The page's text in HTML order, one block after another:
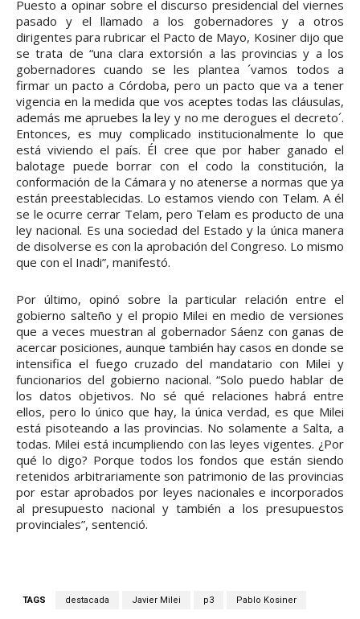
Puesto a opinar sobre el discurso presidencial del viernes
pasado y el llamado a los gobernadores y a otros
dirigentes para rubricar el Pacto de Mayo, Kosiner dijo que
se trata de “una clara extorsión a las provincias y a los
gobernadores cuando se les plantea ´vamos todos a
firmar un pacto a Córdoba, pero un pacto que va a tener
vigencia en la medida que vos aceptes todas las cláusulas,
además me apruebes la ley y no me derogues el decreto´.
Entonces, es muy complicado institucionalmente lo que
está viviendo el país. Él cree que por haber ganado el
balotage puede borrar con el codo la constitución, la
conformación de la Cámara y no atenerse a normas que ya
están preestablecidas. Lo estamos viendo con Telam. A él
se le ocurre cerrar Telam, pero Telam es producto de una
ley nacional. Es una sociedad del Estado y la única manera
de disolverse es con la aprobación del Congreso. Lo mismo
que con el Inadi”, manifestó.
Por último, opinó sobre la particular relación entre el
gobierno salteño y el propio Milei en medio de versiones
que a veces muestran al gobernador Sáenz con ganas de
acercar posiciones, aunque también hay casos en donde se
intensifica el fuego cruzado del mandatario con Milei y
funcionarios del gobierno nacional. “Solo puedo hablar de
los datos objetivos. No sé qué relaciones habrá entre
ellos, pero lo único que hay, la única verdad, es que Milei
está pisoteando a las provincias. No solamente a Salta, a
todas. Milei está incumpliendo con las leyes vigentes. ¿Por
qué lo digo? Porque todos los fondos que están siendo
retenidos arbitrariamente son patrimonio de las provincias
por estar aprobados por leyes nacionales e incorporados
al presupuesto nacional y también a los presupuestos
provinciales”, sentenció.
TAGS destacada Javier Milei p3 Pablo Kosiner